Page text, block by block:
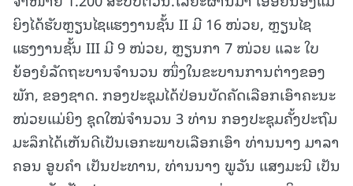
ຍິງໄດ້ຮັບຫຼຽນໄຊແຮງງານຊັ້ນ II ມີ 16 ໜ່ວຍ, ຫຼຽນໄຊ
ແຮງງານຊັ້ນ III ມີ 9 ໜ່ວຍ, ຫຼຽນກາ 7 ໜ່ວຍ ແລະ ໃບ
ຍ້ອງຍໍລັດຖະບານຈຳນວນ ໜຶ່ງໃນຂະບານການຕ່າງຂອງ
ພັກ, ຂອງຊາດ. ກອງປະຊຸມໄດ້ປ່ອນບັດຄັດເລືອກເອົາຄະນະ
ໜ່ວຍແມ່ຍິງ ຊຸດໃໝ່ຈໍານວນ 3 ທ່ານ ກອງປະຊຸມຄັ້ງປະຖົມ
ມະລຶກໄດ້ເຫັນດີເປັນເອກະພາບເລືອກເອົາ ທ່ານນາງ ມາລາ
ຄອນ ອູບຄໍາ ເປັນປະທານ, ທ່ານນາງ ພູວັນ ແສງມະນີ ເປັນ